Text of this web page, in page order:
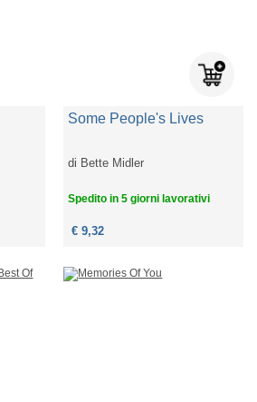
Some People's Lives
di Bette Midler
Spedito in 5 giorni lavorativi
€ 9,32